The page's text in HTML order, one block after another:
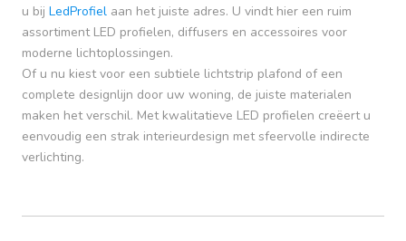
u bij LedProfiel aan het juiste adres. U vindt hier een ruim
assortiment LED profielen, diffusers en accessoires voor
moderne lichtoplossingen.
Of u nu kiest voor een subtiele lichtstrip plafond of een
complete designlijn door uw woning, de juiste materialen
maken het verschil. Met kwalitatieve LED profielen creëert u
eenvoudig een strak interieurdesign met sfeervolle indirecte
verlichting.